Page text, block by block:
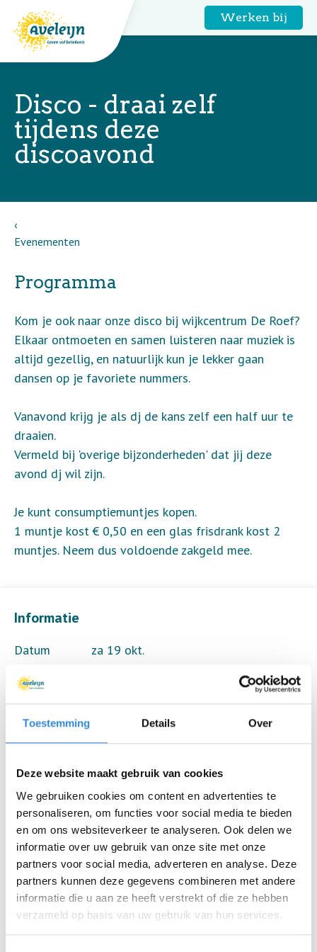
Toestemming Details Over
Deze website maakt gebruik van cookies
We gebruiken cookies om content en advertenties te
personaliseren, om functies voor social media te bieden
en om ons websiteverkeer te analyseren. Ook delen we
informatie over uw gebruik van onze site met onze
partners voor social media, adverteren en analyse. Deze
partners kunnen deze gegevens combineren met andere
informatie die u aan ze heeft verstrekt of die ze hebben
verzameld op basis van uw gebruik van hun services.
Werken bij
Disco - draai zelf
tijdens deze
discoavond
Evenementen
Informatie
Datum
za 19 okt.
Tijd
Locatie
De Roef, Enschede
Thema
Ontmoeten
Kosten
Geen
Deelnemers
27 van 40
Aanmelden is niet meer mogelijk.
Terug naar het overzicht
Programma
Kom je ook naar onze disco bij wijkcentrum De Roef?
Elkaar ontmoeten en samen luisteren naar muziek is
altijd gezellig, en natuurlijk kun je lekker gaan
dansen op je favoriete nummers.
Vanavond krijg je als dj de kans zelf een half uur te
draaien.
Vermeld bij 'overige bijzonderheden' dat jij deze
avond dj wil zijn.
Je kunt consumptiemuntjes kopen.
1 muntje kost € 0,50 en een glas frisdrank kost 2
muntjes. Neem dus voldoende zakgeld mee.